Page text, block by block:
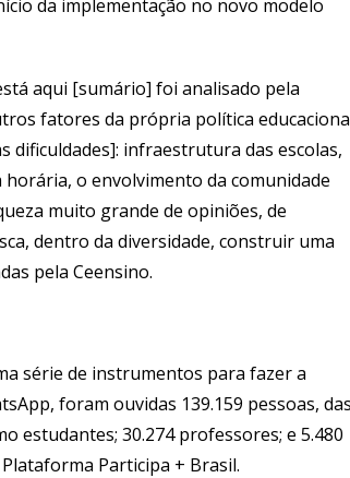
da implementação no novo modelo
aqui [sumário] foi analisado pela
fatores da própria política
dificuldades]: infraestrutura das escolas,
o envolvimento da comunidade
muito grande de opiniões, de
dentro da diversidade, construir uma
pela Ceensino.
série de instrumentos para fazer a
foram ouvidas 139.159 pessoas,
estudantes; 30.274 professores; e 5.480
Participa + Brasil.